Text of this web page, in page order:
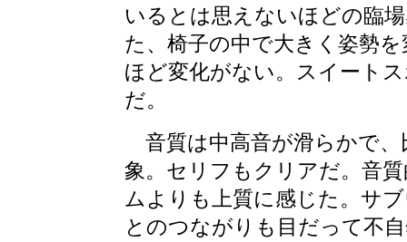
いるとは思えないほどの臨
た、椅子の中で大きく姿勢
ほど変化がない。スイート
だ。
音質は中高音が滑らかで、
象。セリフもクリアだ。音
ムよりも上質に感じた。サ
とのつながりも目だって不